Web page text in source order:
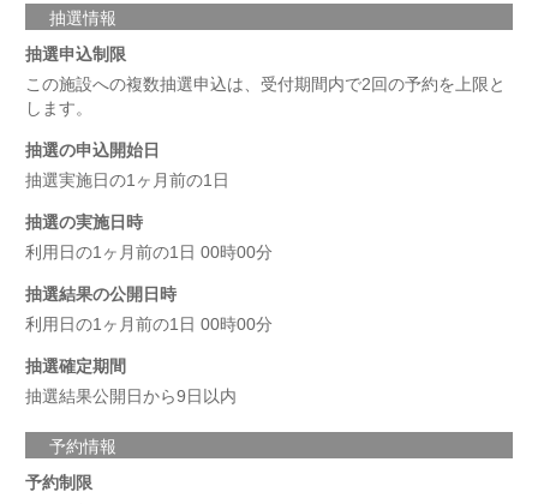
抽選情報
抽選申込制限
この施設への複数抽選申込は、受付期間内で2回の予約を上限と
します。
抽選の申込開始日
抽選実施日の1ヶ月前の1日
抽選の実施日時
利用日の1ヶ月前の1日 00時00分
抽選結果の公開日時
利用日の1ヶ月前の1日 00時00分
抽選確定期間
抽選結果公開日から9日以内
予約情報
予約制限